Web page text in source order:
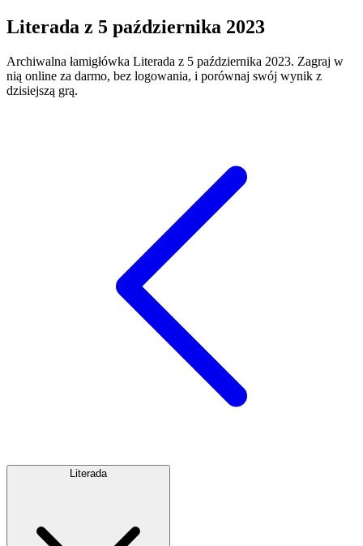
Literada z 5 października 2023
Archiwalna łamigłówka Literada z 5 października 2023. Zagraj w
nią online za darmo, bez logowania, i porównaj swój wynik z
dzisiejszą grą.
Literada